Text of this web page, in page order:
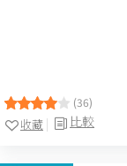
(36)
比較
收藏